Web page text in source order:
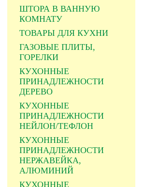
ШТОРА В ВАННУЮ
КОМНАТУ
ТОВАРЫ ДЛЯ КУХНИ
ГАЗОВЫЕ ПЛИТЫ,
ГОРЕЛКИ
КУХОННЫЕ
ПРИНАДЛЕЖНОСТИ
ДЕРЕВО
КУХОННЫЕ
ПРИНАДЛЕЖНОСТИ
НЕЙЛОН/ТЕФЛОН
КУХОННЫЕ
ПРИНАДЛЕЖНОСТИ
НЕРЖАВЕЙКА,
АЛЮМИНИЙ
КУХОННЫЕ